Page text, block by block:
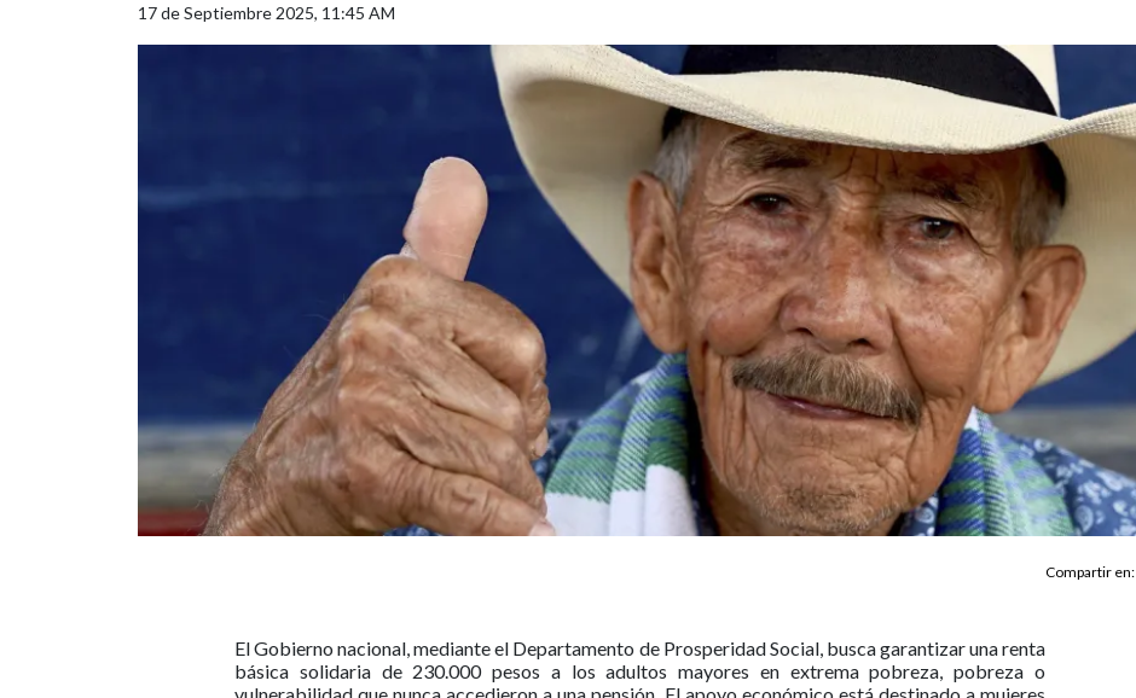
17 de Septiembre 2025, 11:45 AM
Compartir en:
El Gobierno nacional, mediante el Departamento de Prosperidad Social, busca garantizar una renta
básica solidaria de 230.000 pesos a los adultos mayores en extrema pobreza, pobreza o